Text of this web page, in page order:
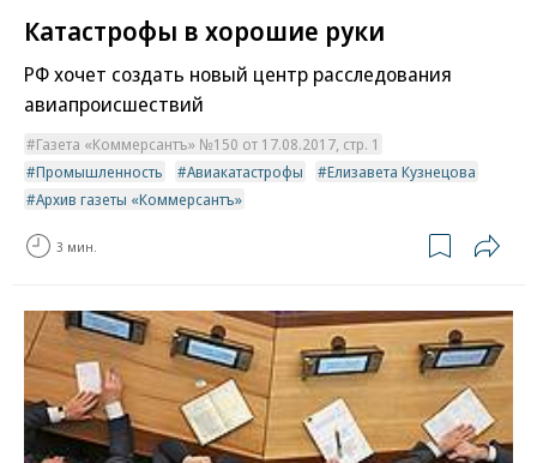
Катастрофы в хорошие руки
РФ хочет создать новый центр расследования
авиапроисшествий
Газета «Коммерсантъ» №150 от 17.08.2017, стр. 1
Промышленность
Авиакатастрофы
Елизавета Кузнецова
Архив газеты «Коммерсантъ»
3 мин.